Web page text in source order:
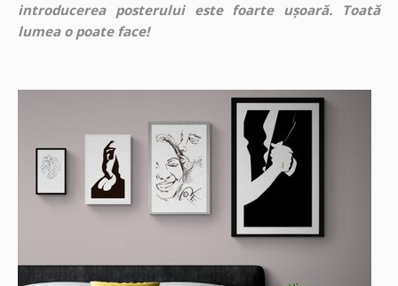
introducerea posterului este foarte ușoară. Toată
lumea o poate face!